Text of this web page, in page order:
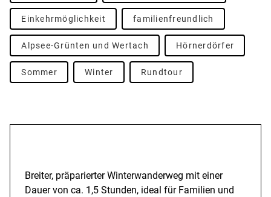
Einkehrmöglichkeit familienfreundlich
Alpsee-Grünten und Wertach Hörnerdörfer
Sommer Winter Rundtour
Breiter, präparierter Winterwanderweg mit einer
Dauer von ca. 1,5 Stunden, ideal für Familien und